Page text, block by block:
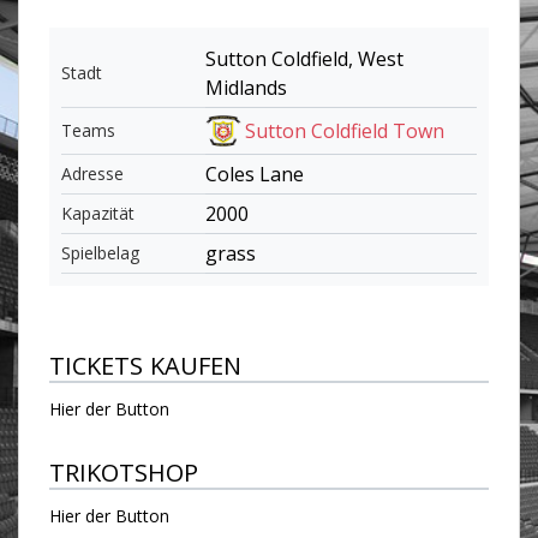
Stadt
Sutton Coldfield, West
Midlands
Teams Sutton Coldfield Town
Adresse Coles Lane
Kapazität 2000
Spielbelag grass
TICKETS KAUFEN
Hier der Button
TRIKOTSHOP
Hier der Button